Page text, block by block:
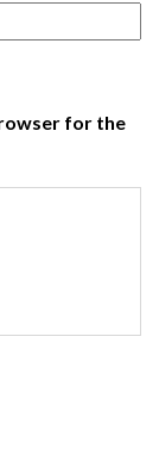
for the